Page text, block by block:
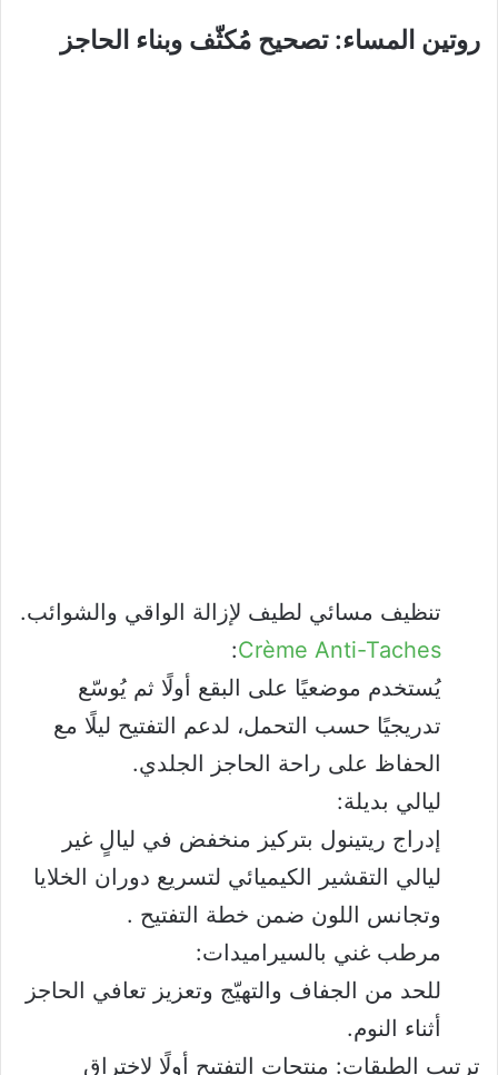
روتين المساء: تصحيح مُكثّف وبناء الحاجز
تنظيف مسائي لطيف لإزالة الواقي والشوائب.
Crème Anti-Taches
:
يُستخدم موضعيًا على البقع أولًا ثم يُوسّع
تدريجيًا حسب التحمل، لدعم التفتيح ليلًا مع
الحفاظ على راحة الحاجز الجلدي.
ليالي بديلة:
إدراج ريتينول بتركيز منخفض في ليالٍ غير
ليالي التقشير الكيميائي لتسريع دوران الخلايا
وتجانس اللون ضمن خطة التفتيح .
مرطب غني بالسيراميدات:
للحد من الجفاف والتهيّج وتعزيز تعافي الحاجز
أثناء النوم.
ترتيب الطبقات: منتجات التفتيح أولًا لاختراق